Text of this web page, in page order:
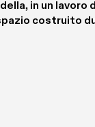
in un lavoro
costruito